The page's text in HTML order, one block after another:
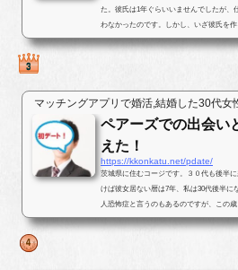
た。彼氏は1年ぐらいいませんでしたが、
わなかったのです。しかし、いざ彼氏を
ばかりで出会いがなかったのです...
マッチングアプリで婚活,結婚した30代女
ペアーズでの出会い
えた！
https://kkonkatu.net/pdate/
茨城県に住むコージです。３０代も後半
けば彼女居ない暦は7年、私は30代後半
人恐怖症と言うのもあるのですが、この
で、そろそろ･･･と思いパートナ...